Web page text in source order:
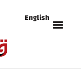
English